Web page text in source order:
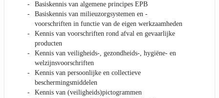
Basiskennis van algemene principes EPB
Basiskennis van milieuzorgsystemen en -
voorschriften in functie van de eigen werkzaamheden
Kennis van voorschriften rond afval en gevaarlijke
producten
Kennis van veiligheids-, gezondheids-, hygiëne- en
welzijnsvoorschriften
Kennis van persoonlijke en collectieve
beschermingsmiddelen
Kennis van (veiligheids)pictogrammen